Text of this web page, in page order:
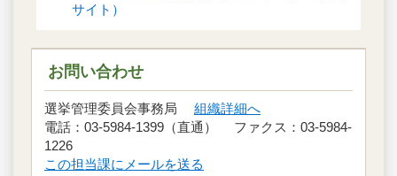
サイト）
お問い合わせ
選挙管理委員会事務局 組織詳細へ
電話：03-5984-1399（直通） ファクス：03-5984-
1226
この担当課にメールを送る